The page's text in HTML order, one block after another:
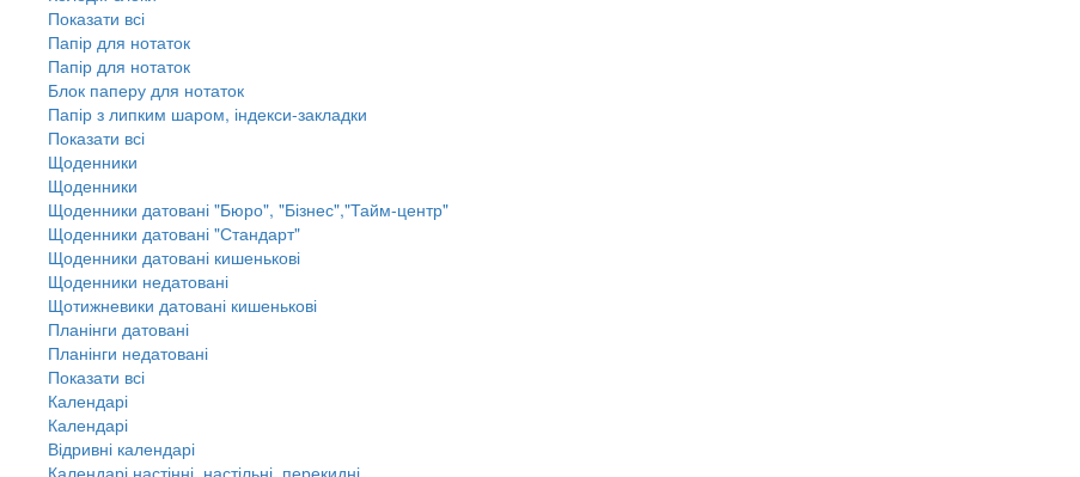
Показати всі
Папір для нотаток
Папір для нотаток
Блок паперу для нотаток
Папір з липким шаром, індекси-закладки
Показати всі
Щоденники
Щоденники
Щоденники датовані "Бюро", "Бізнес","Тайм-центр"
Щоденники датовані "Стандарт"
Щоденники датовані кишенькові
Щоденники недатовані
Щотижневики датовані кишенькові
Планінги датовані
Планінги недатовані
Показати всі
Календарі
Календарі
Відривні календарі